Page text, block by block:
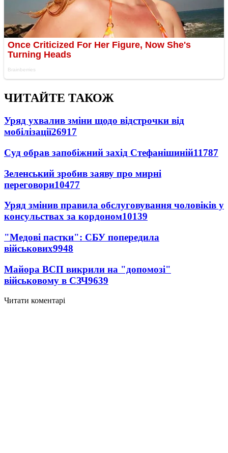
ЧИТАЙТЕ ТАКОЖ
Уряд ухвалив зміни щодо відстрочки від
мобілізації26917
Суд обрав запобіжний захід Стефанішиній11787
Зеленський зробив заяву про мирні
переговори10477
Уряд змінив правила обслуговування чоловіків у
консульствах за кордоном10139
"Медові пастки": СБУ попередила
військових9948
Майора ВСП викрили на "допомозі"
військовому в СЗЧ9639
Читати коментарі